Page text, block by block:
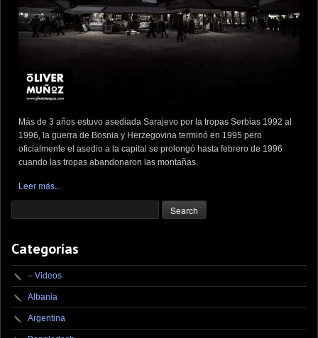
Más de 3 años estuvo asediada Sarajevo por la tropas Serbias 1992 al
1996, la guerra de Bosnia y Herzegovina terminó en 1995 pero
oficialmente el asedio a la capital se prolongó hasta febrero de 1996
cuando las tropas abandonaron las montañas.
Leer más...
Categorías
– Videos
Albania
Argentina